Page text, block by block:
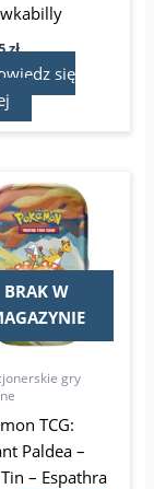
zł
się
BRAK W
gry
TCG:
Paldea –
– Espathra